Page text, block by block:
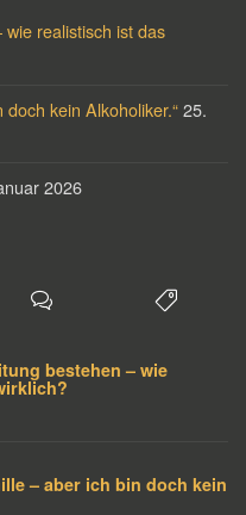
realistisch ist das
kein Alkoholiker.“ 25.
2026
bestehen – wie
– aber ich bin doch kein